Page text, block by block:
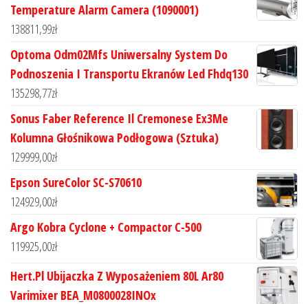
Temperature Alarm Camera (1090001)
138811,99zł
Optoma Odm02Mfs Uniwersalny System Do
Podnoszenia I Transportu Ekranów Led Fhdq130
135298,77zł
Sonus Faber Reference Il Cremonese Ex3Me
Kolumna Głośnikowa Podłogowa (Sztuka)
129999,00zł
Epson SureColor SC-S70610
124929,00zł
Argo Kobra Cyclone + Compactor C-500
119925,00zł
Hert.Pl Ubijaczka Z Wyposażeniem 80L Ar80
Varimixer BEA_M0800028INOx